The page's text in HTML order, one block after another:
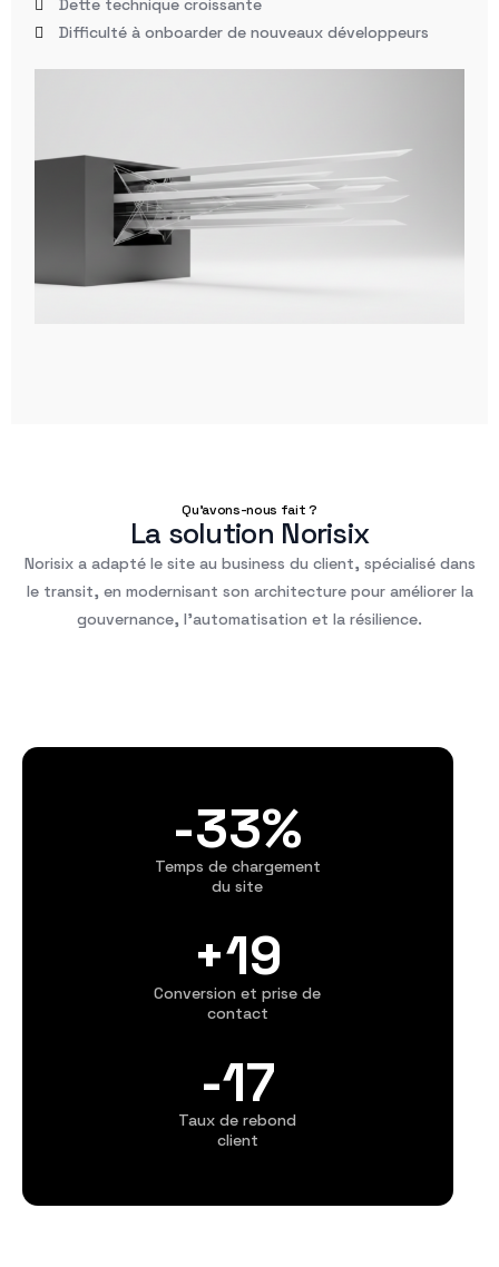
Dette technique croissante
Difficulté à onboarder de nouveaux développeurs
Qu'avons-nous fait ?
La solution Norisix
Norisix a adapté le site au business du client, spécialisé dans
le transit, en modernisant son architecture pour améliorer la
gouvernance, l’automatisation et la résilience.
-33%
Temps de chargement
du site
+20
Conversion et prise de
contact
-18
Taux de rebond
client